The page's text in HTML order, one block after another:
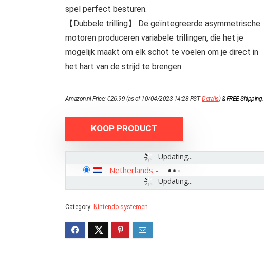
spel perfect besturen.
【Dubbele trilling】 De geïntegreerde asymmetrische
motoren produceren variabele trillingen, die het je
mogelijk maakt om elk schot te voelen om je direct in
het hart van de strijd te brengen.
Amazon.nl Price:€26.99 (as of 10/04/2023 14:28 PST-Details)&FREE Shipping.
KOOP PRODUCT
Updating...
Updating...
Netherlands -
Category: Nintendo-systemen